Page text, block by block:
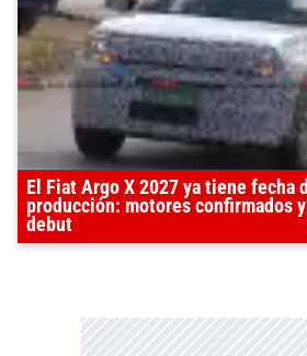
El Fiat Argo X 2027 ya tiene fecha
producción: motores confirmados
debut